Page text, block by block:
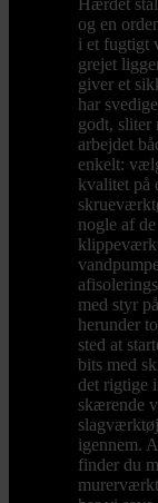
Hærdet
og en
i et fugtigt
grejet
giver et
har
godt, sliter
arbejdet
enkelt:
kvalitet på
nogle af
med styr
herunder
sted at
bits med
det rigtige
skærende
igennem.
finder du